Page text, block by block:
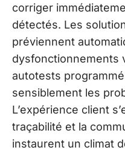
corriger
détectés. Les
préviennent
dysfonctionnements
autotests
sensiblement les
L’expérience client
traçabilité et la
instaurent un climat